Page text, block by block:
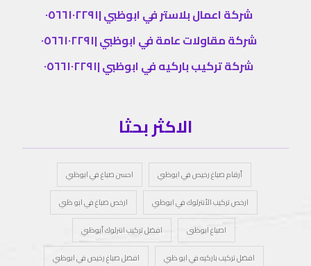
شركة اعمال بلاستر في ابوظبي |٠٥٦٦١٠٢٢٩١
شركة مقاولات عامة في ابوظبي |٠٥٦٦١٠٢٢٩١
شركة تركيب باركيه في ابوظبي |٠٥٦٦١٠٢٢٩١
الاكثر بحثا
أرقام صباغ رخيص في ابوظبي
احسن صباغ في ابوظبي
ارخص تركيب الأنترلوك في ابوظبي
ارخص صباغ في ابو ظبي
اصباغ ابوظبى
افضل تركيب انترلوك أبوظبي
افضل تركيب باركيه في ابو ظبي
افضل صباغ رخيص في ابوظبي